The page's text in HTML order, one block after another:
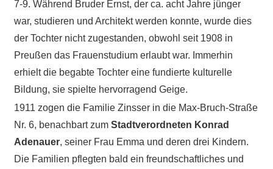
7-9. Während Bruder Ernst, der ca. acht Jahre jünger
war, studieren und Architekt werden konnte, wurde dies
der Tochter nicht zugestanden, obwohl seit 1908 in
Preußen das Frauenstudium erlaubt war. Immerhin
erhielt die begabte Tochter eine fundierte kulturelle
Bildung, sie spielte hervorragend Geige.
1911 zogen die Familie Zinsser in die Max-Bruch-Straße
Nr. 6, benachbart zum Stadtverordneten Konrad
Adenauer, seiner Frau Emma und deren drei Kindern.
Die Familien pflegten bald ein freundschaftliches und